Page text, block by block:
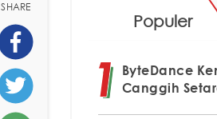
SHARE
Populer
ByteDance
Canggih